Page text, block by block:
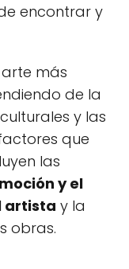
encontrar y
más
de la
y las
que
las
y el
artista y la
obras.